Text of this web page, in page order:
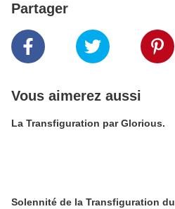
Partager
Vous aimerez aussi
La Transfiguration par Glorious.
Solennité de la Transfiguration du